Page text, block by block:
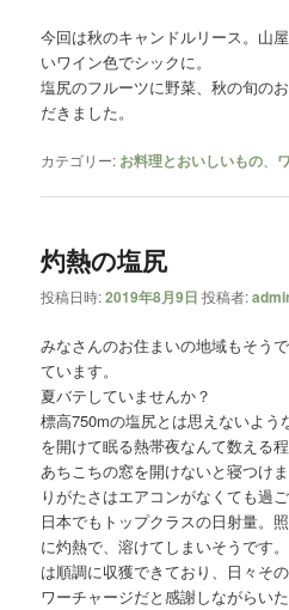
今回は秋のキャンドルリース。山
いワイン色でシックに。
塩尻のフルーツに野菜、秋の旬の
だきました。
カテゴリー: お料理とおいしいもの
灼熱の塩尻
投稿日時:2019年8月9日 投稿者:
みなさんのお住まいの地域もそう
ています。
夏バテしていませんか？
標高750mの塩尻とは思えないよ
を開けて眠る熱帯夜なんて数える
あちこちの窓を開けないと寝つけ
りがたさはエアコンがなくても過
日本でもトップクラスの日射量。
に灼熱で、溶けてしまいそうです
は順調に収獲できており、日々そ
ワーチャージだと感謝しながらいた